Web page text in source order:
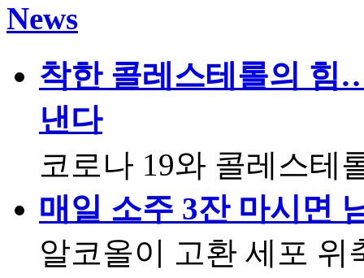
News
착한 콜레스테롤의 힘
낸다
코로나 19와 콜레스
매일 소주 3잔 마시면
알코올이 고환 세포